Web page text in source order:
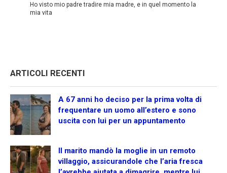
Ho visto mio padre tradire mia madre, e in quel momento la
mia vita
ARTICOLI RECENTI
A 67 anni ho deciso per la prima volta di
frequentare un uomo all’estero e sono
uscita con lui per un appuntamento
Il marito mandò la moglie in un remoto
villaggio, assicurandole che l’aria fresca